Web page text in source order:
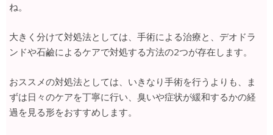
ね。
大きく分けて対処法としては、手術による治療と、デオドラ
ンドや石鹼によるケアで対処する方法の2つが存在します。
おススメの対処法としては、いきなり手術を行うよりも、ま
ずは日々のケアを丁寧に行い、臭いや症状が緩和するかの経
過を見る形をおすすめします。